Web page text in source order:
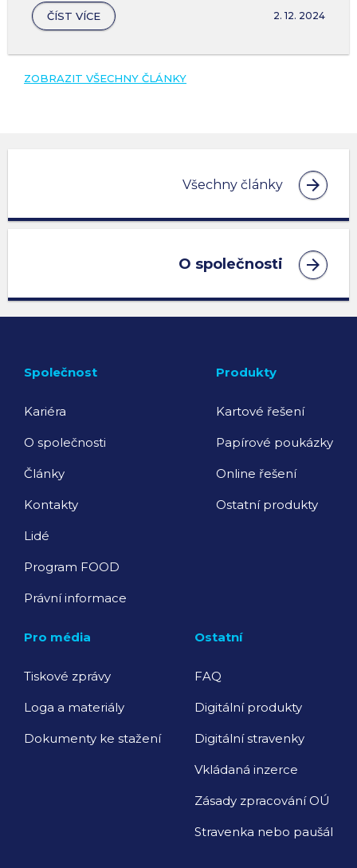
číslo mohlo snížit.
ČÍST VÍCE 2. 12. 2024
ZOBRAZIT VŠECHNY ČLÁNKY
Všechny články arrow_forward
O společnosti arrow_forward
Společnost
Kariéra
O společnosti
Články
Kontakty
Lidé
Program FOOD
Právní informace
Produkty
Kartové řešení
Papírové poukázky
Online řešení
Ostatní produkty
Pro média
Tiskové zprávy
Loga a materiály
Dokumenty ke stažení
Ostatní
FAQ
Digitální produkty
Digitální stravenky
Vkládaná inzerce
Zásady zpracování OÚ
Stravenka nebo paušál